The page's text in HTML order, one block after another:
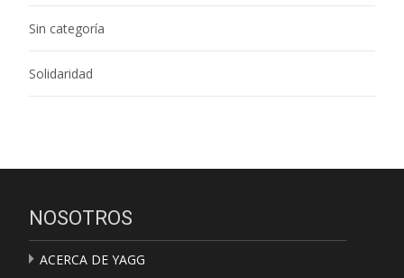
Sin categoría
Solidaridad
NOSOTROS
ACERCA DE YAGG